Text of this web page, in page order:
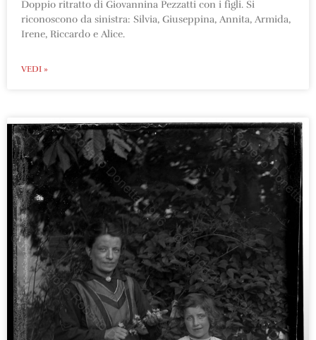
Doppio ritratto di Giovannina Pezzatti con i figli. Si
riconoscono da sinistra: Silvia, Giuseppina, Annita, Armida,
Irene, Riccardo e Alice.
VEDI »